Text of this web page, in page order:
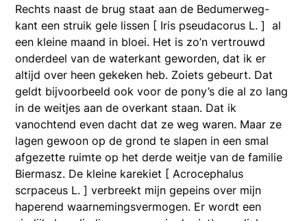
Rechts naast de brug staat aan de Bedumerweg-
kant een struik gele lissen [ Iris pseudacorus L. ] al
een kleine maand in bloei. Het is zo’n vertrouwd
onderdeel van de waterkant geworden, dat ik er
altijd over heen gekeken heb. Zoiets gebeurt. Dat
geldt bijvoorbeeld ook voor de pony’s die al zo lang
in de weitjes aan de overkant staan. Dat ik
vanochtend even dacht dat ze weg waren. Maar ze
lagen gewoon op de grond te slapen in een smal
afgezette ruimte op het derde weitje van de familie
Biermasz. De kleine karekiet [ Acrocephalus
scrpaceus L. ] verbreekt mijn gepeins over mijn
haperend waarnemingsvermogen. Er wordt een